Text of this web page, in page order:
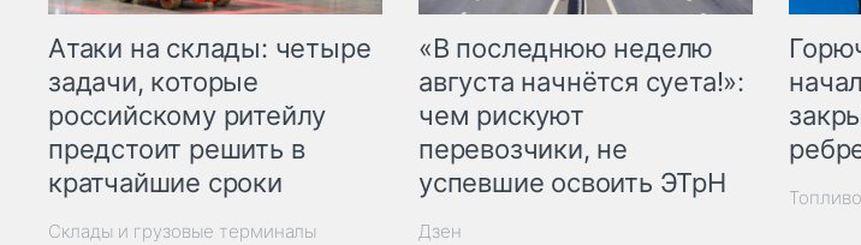
Атаки на склады: четыре
задачи, которые
российскому ритейлу
предстоит решить в
кратчайшие сроки
Склады и грузовые терминалы
«В последнюю неделю
августа начнётся суета!»:
чем рискуют
перевозчики, не
успевшие освоить ЭТрН
Дзен